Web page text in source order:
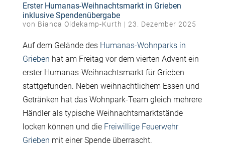
Erster Humanas-Weihnachtsmarkt in Grieben
inklusive Spendenübergabe
von Bianca Oldekamp-Kurth | 23. Dezember 2025
Auf dem Gelände des Humanas-Wohnparks in
Grieben hat am Freitag vor dem vierten Advent ein
erster Humanas-Weihnachtsmarkt für Grieben
stattgefunden. Neben weihnachtlichem Essen und
Getränken hat das Wohnpark-Team gleich mehrere
Händler als typische Weihnachtsmarktstände
locken können und die Freiwillige Feuerwehr
Grieben mit einer Spende überrascht.